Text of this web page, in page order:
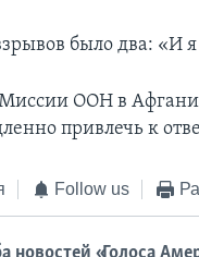
было два: «И
ООН в
привлечь к
Follow us